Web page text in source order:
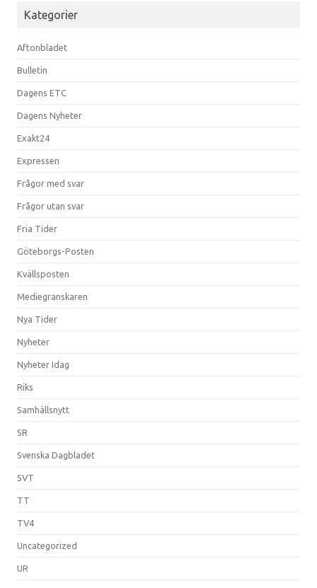
Kategorier
Aftonbladet
Bulletin
Dagens ETC
Dagens Nyheter
Exakt24
Expressen
Frågor med svar
Frågor utan svar
Fria Tider
Göteborgs-Posten
Kvällsposten
Mediegranskaren
Nya Tider
Nyheter
Nyheter Idag
Riks
Samhällsnytt
SR
Svenska Dagbladet
SVT
TT
TV4
Uncategorized
UR